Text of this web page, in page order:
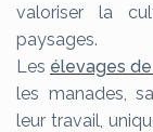
valoriser la
paysages.
Les élevages
les manades,
leur travail,